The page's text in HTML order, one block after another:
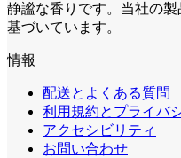
静謐な香りです。当社の
基づいています。
情報
配送とよくある質問
利用規約とプライバ
アクセシビリティ
お問い合わせ